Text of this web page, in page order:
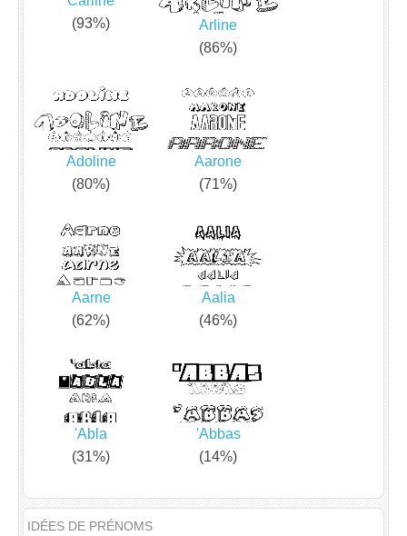
(93%)
Arline
(86%)
Adoline
(80%)
Aarone
(71%)
Aarne
(62%)
Aalia
(46%)
'Abla
(31%)
'Abbas
(14%)
IDÉES DE PRÉNOMS